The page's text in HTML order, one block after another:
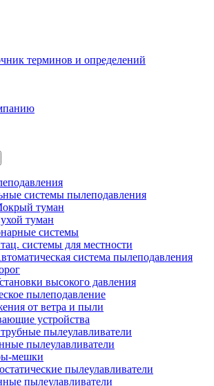
терминов и определений
системы пылеподавления
туман
туман
системы
системы для местности
система пылеподавления
высокого давления
пылеподавление
от ветра и пыли
устройства
пылеулавливатели
пылеулавливатели
мешки
пылеулавливатели
пылеулавливатели